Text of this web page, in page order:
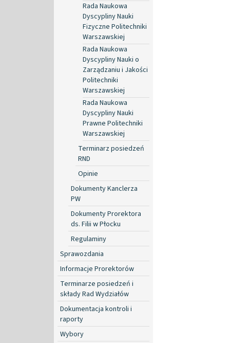
Rada Naukowa
Dyscypliny Nauki
Fizyczne Politechniki
Warszawskiej
Rada Naukowa
Dyscypliny Nauki o
Zarządzaniu i Jakości
Politechniki
Warszawskiej
Rada Naukowa
Dyscypliny Nauki
Prawne Politechniki
Warszawskiej
Terminarz posiedzeń
RND
Opinie
Dokumenty Kanclerza
PW
Dokumenty Prorektora
ds. Filii w Płocku
Regulaminy
Sprawozdania
Informacje Prorektorów
Terminarze posiedzeń i
składy Rad Wydziałów
Dokumentacja kontroli i
raporty
Wybory